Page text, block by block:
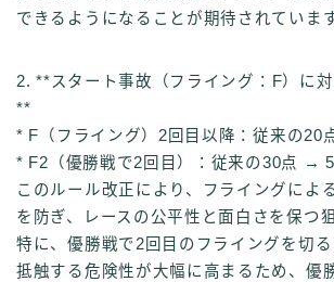
できるようになることが期待されています
2. **スタート事故（フライング：F）に
**
* F（フライング）2回目以降：従来の20
* F2（優勝戦で2回目）：従来の30点 →
このルール改正により、フライングによ
を防ぎ、レースの公平性と面白さを保つ
特に、優勝戦で2回目のフライングを切
抵触する危険性が大幅に高まるため、優